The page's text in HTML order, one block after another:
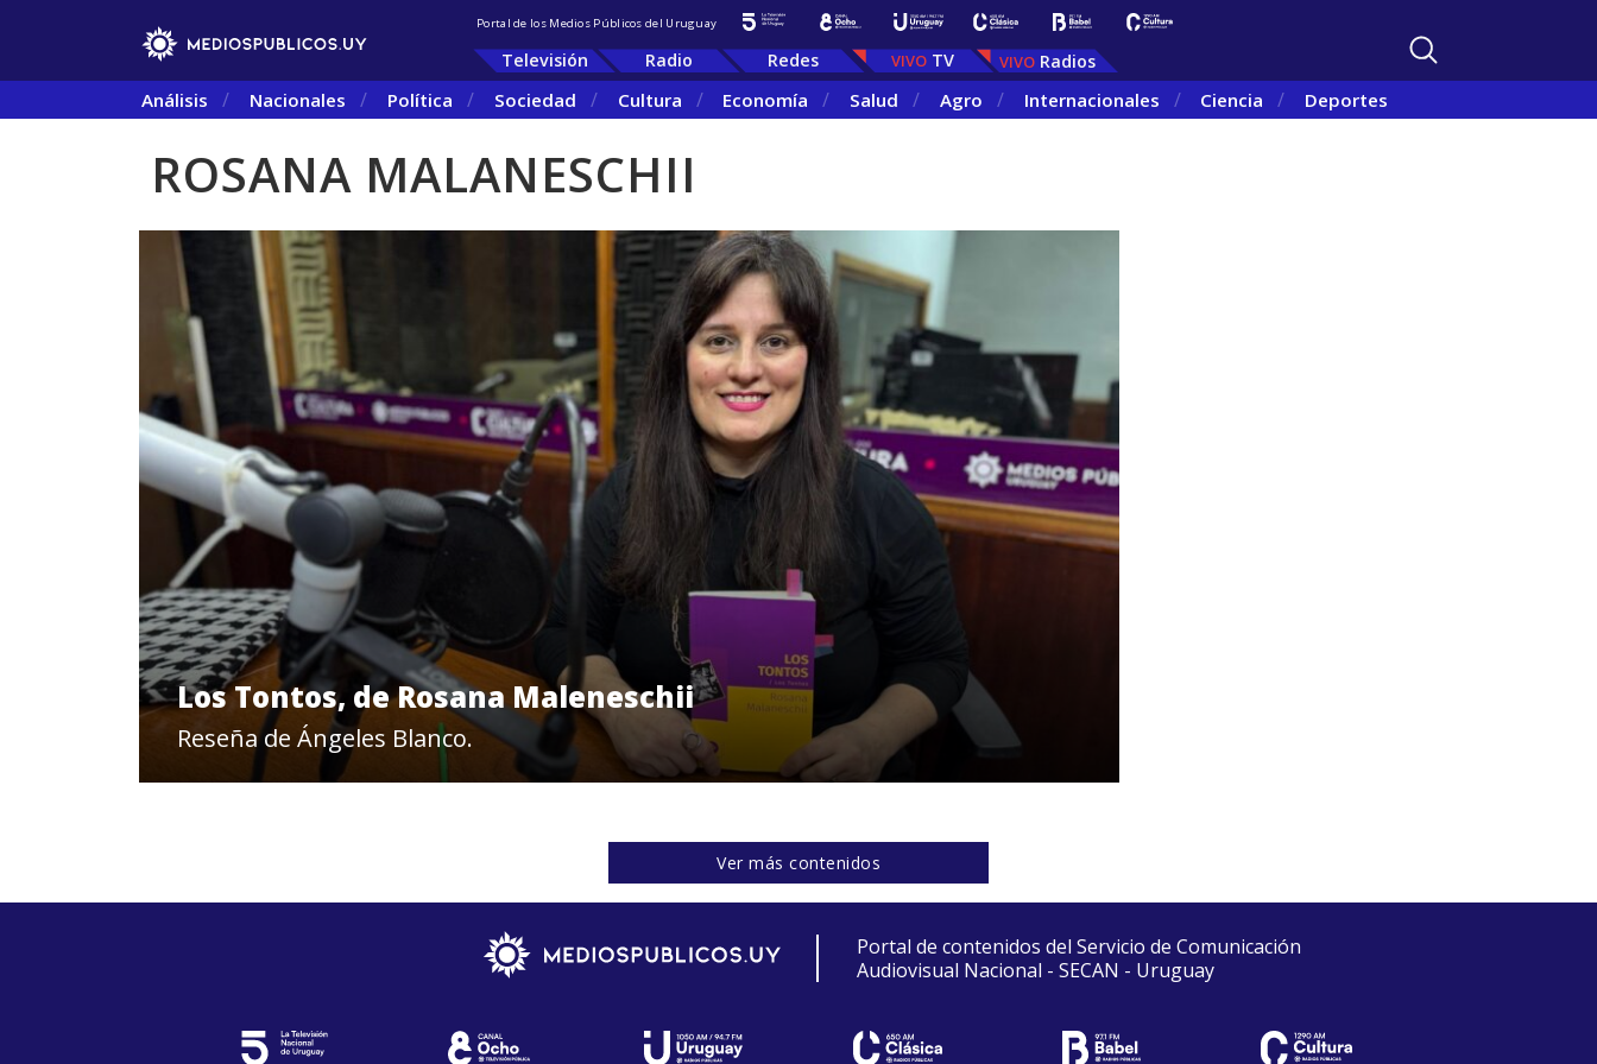
Portal de los Medios Públicos del Uruguay
Televisión Radio Redes TV Radios
Análisis Nacionales Política Sociedad Cultura Economía Salud Agro Internacionales Ciencia Deportes
ROSANA MALANESCHII
Los Tontos, de Rosana Maleneschii
Reseña de Ángeles Blanco.
Ver más contenidos
Portal de contenidos del Servicio de Comunicación
Audiovisual Nacional - SECAN - Uruguay